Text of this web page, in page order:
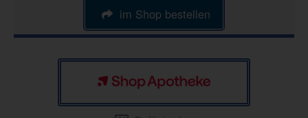
im Shop bestellen